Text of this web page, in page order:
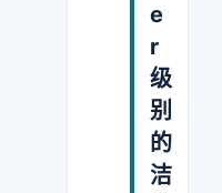
e
r
级
别
的
洁